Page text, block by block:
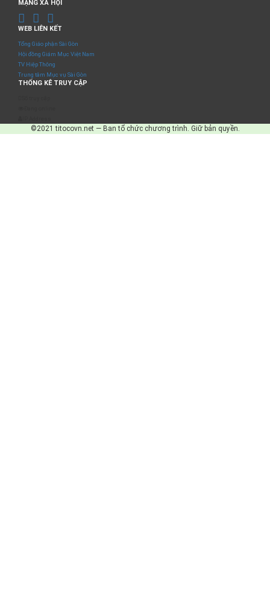
MẠNG XÃ HỘI
WEB LIÊN KẾT
Tổng Giáo phận Sài Gòn
Hội đồng Giám Mục Việt Nam
TV Hiệp Thông
Trung tâm Mục vụ Sài Gòn
THỐNG KÊ TRUY CẬP
©2021 titocovn.net — Ban tổ chức chương trình. Giữ bản quyền.